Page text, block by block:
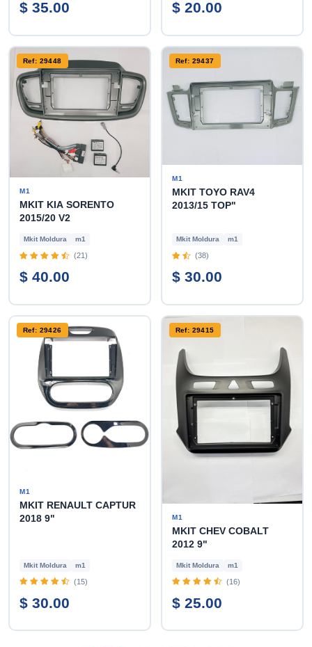
$ 35.00 $ 20.00
Ref: 29448
M1
MKIT KIA SORENTO
2015/20 V2
Mkit Moldura m1
(21)
$ 40.00
Ref: 29437
M1
MKIT TOYO RAV4
2013/15 TOP"
Mkit Moldura m1
(38)
$ 30.00
Ref: 29426
M1
MKIT RENAULT CAPTUR
2018 9"
Mkit Moldura m1
(15)
$ 30.00
Ref: 29415
M1
MKIT CHEV COBALT
2012 9"
Mkit Moldura m1
(16)
$ 25.00